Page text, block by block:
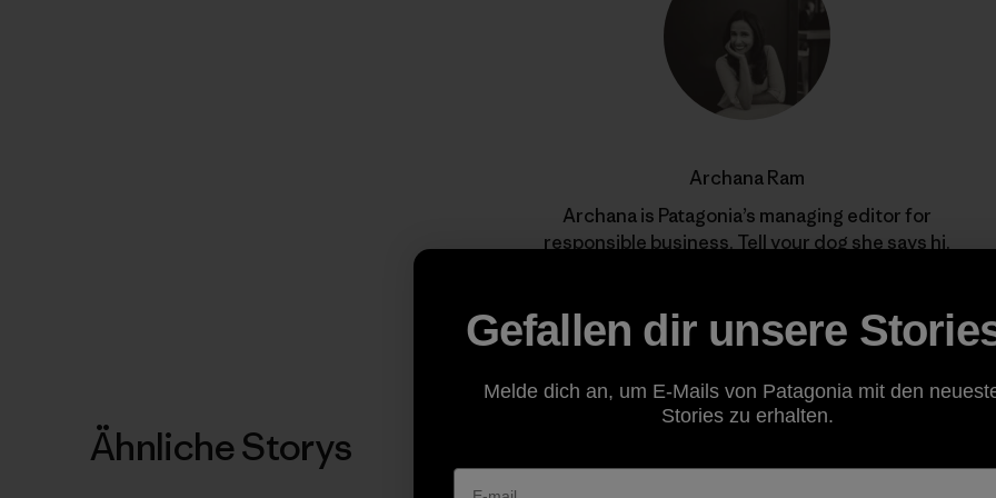
Archana Ram
Archana is Patagonia’s managing editor for
responsible business. Tell your dog she says hi.
Ähnliche Storys
Gefallen dir unsere
Melde dich an, um E-Mails von Patagonia mit den
Stories zu erhalten.